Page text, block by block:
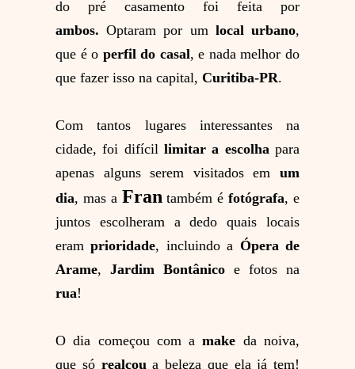
do pré casamento foi feita por
ambos.Optaram por um local urbano,
que é o perfil do casal, e nada melhor do
que fazer isso na capital, Curitiba-PR.
Com tantos lugares interessantes na
cidade, foi difícil limitar a escolhapara
apenas alguns serem visitados em um
dia, mas a Frantambém éfotógrafa, e
juntos escolheram a dedo quais locais
eramprioridade, incluindo a Ópera de
Arame, Jardim Bontânico e fotos na
rua!
O dia começou com amake da noiva,
que só realçoua beleza que ela já tem!